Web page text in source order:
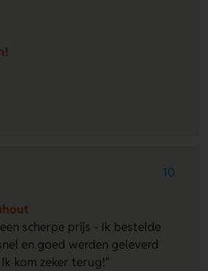
10
scherpe prijs - Ik bestelde
en goed werden geleverd
kom zeker terug!"